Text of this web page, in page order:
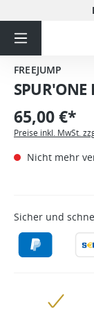
FREEJUMP
65,00 €*
Preise inkl. MwSt.
Nicht mehr
Sicher und